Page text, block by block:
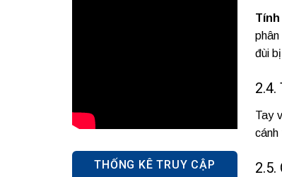
THỐNG KÊ TRUY CẬP
Tính
đùi
2.4.
Tay
cánh
2.5.